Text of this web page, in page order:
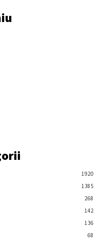
1920
1385
268
142
136
68